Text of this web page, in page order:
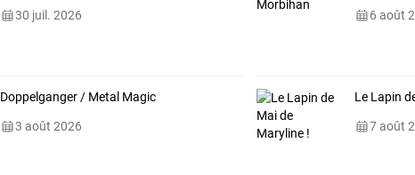
30 juil. 2026 6 août
Doppelganger / Metal Magic
3 août 2026
Le Lapin
7 août